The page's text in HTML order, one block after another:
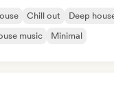
Chill out Deep
music Minimal